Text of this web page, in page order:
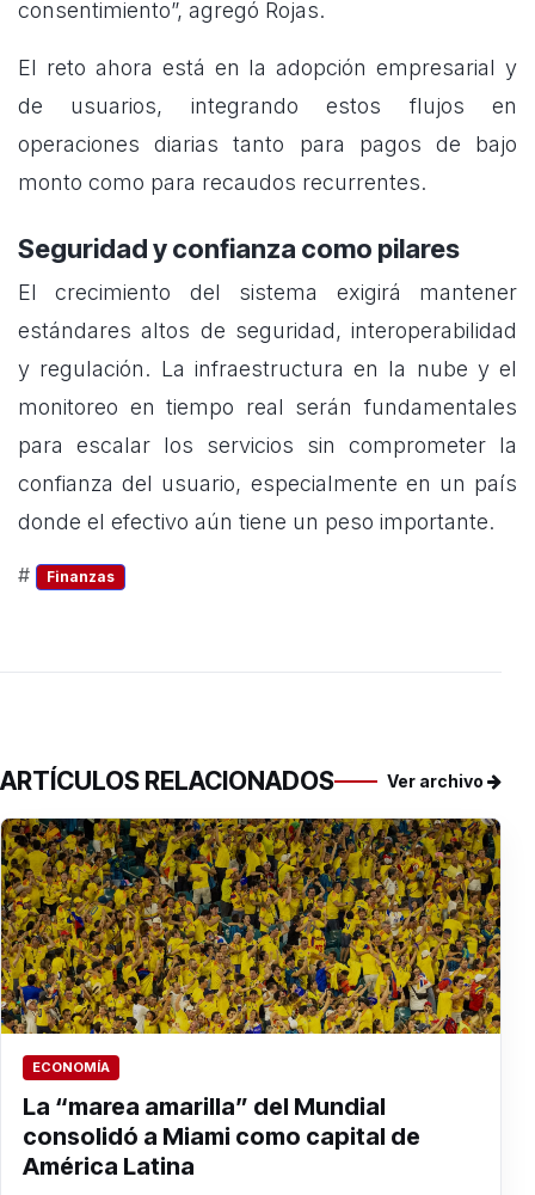
consentimiento”, agregó Rojas.
El reto ahora está en la adopción empresarial y
de usuarios, integrando estos flujos en
operaciones diarias tanto para pagos de bajo
monto como para recaudos recurrentes.
Seguridad y confianza como pilares
El crecimiento del sistema exigirá mantener
estándares altos de seguridad, interoperabilidad
y regulación. La infraestructura en la nube y el
monitoreo en tiempo real serán fundamentales
para escalar los servicios sin comprometer la
confianza del usuario, especialmente en un país
donde el efectivo aún tiene un peso importante.
# Finanzas
ARTÍCULOS RELACIONADOS Ver archivo
ECONOMÍA
La “marea amarilla” del Mundial
consolidó a Miami como capital de
América Latina